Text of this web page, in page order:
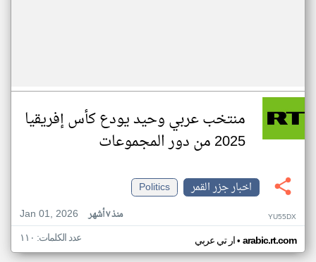
منتخب عربي وحيد يودع كأس إفريقيا
2025 من دور المجموعات
اخبار جزر القمر
Politics
Jan 01, 2026
منذ ٧ أشهر YU55DX
ار تي عربي• arabic.rt.com عدد الكلمات: ١١٠